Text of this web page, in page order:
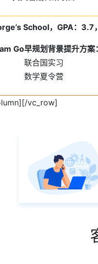
School，GPA：3.7
Go早规划背景提升方案：
联合国实习
数学夏令营
vc_row]